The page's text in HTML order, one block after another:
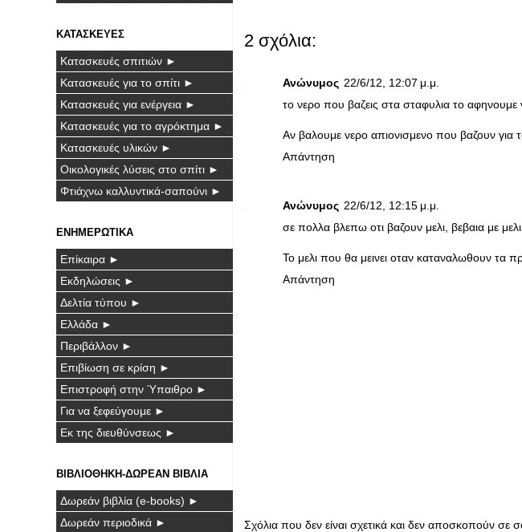
2 σχόλια:
Ανώνυμος 22/6/12, 12:07 μ.μ.
το νερο που βαζεις στα σταφυλια το
Αν βαλουμε νερο απιονισμενο που βαζουν για
Απάντηση
Ανώνυμος 22/6/12, 12:15 μ.μ.
σε πολλα βλεπω οτι βαζουν μελι, βεβαια με
Το μελι που θα μεινει οταν καταναλωθουν τα
Απάντηση
Σχόλια που δεν είναι σχετικά και δεν αποσκοπούν σε
ΚΑΤΑΣΚΕΥΕΣ
Κατασκευές σπιτιών ►
Κατασκευές για το σπίτι ►
Κατασκευές για ενέργεια ►
Κατασκευές για το αγρόκτημα ►
Κατασκευές υλικών ►
Οικολογικές λύσεις στο σπίτι ►
Φτιάχνω καλλυντικά-σαπούνι ►
ΕΝΗΜΕΡΩΤΙΚΑ
Επίκαιρα ►
Εκδηλώσεις ►
Δελτία τύπου ►
Ελλάδα ►
Περιβάλλον ►
Επιβίωση σε κρίση ►
Επιστροφή στην Ύπαιθρο ►
Για να ξεφεύγουμε ►
Εκ της διευθύνσεως ►
ΒΙΒΛΙΟΘΗΚΗ-ΔΩΡΕΑΝ ΒΙΒΛΙΑ
Δωρεάν βιβλία (e-books) ►
Δωρεάν περιοδικά ►